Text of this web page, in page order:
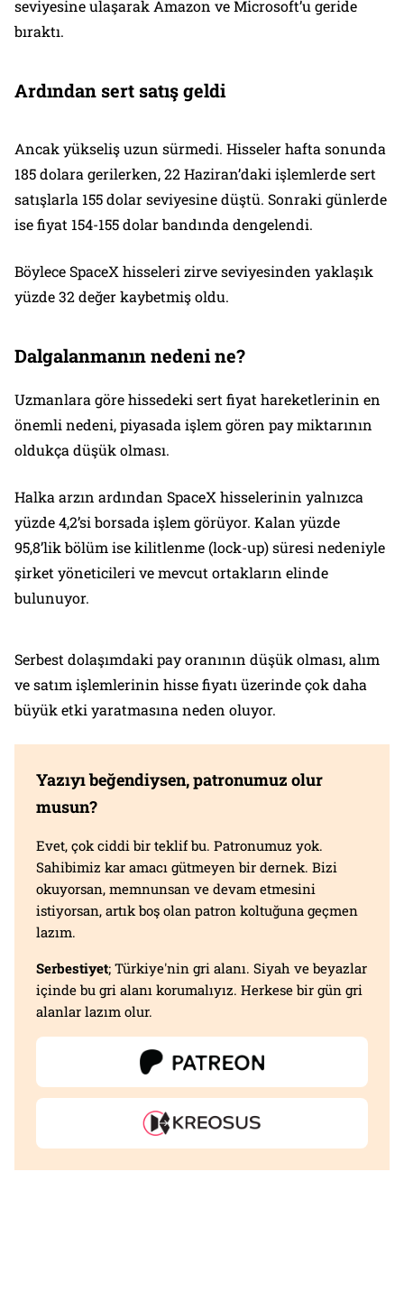
seviyesine ulaşarak Amazon ve Microsoft’u geride
bıraktı.
Ardından sert satış geldi
Ancak yükseliş uzun sürmedi. Hisseler hafta sonunda
185 dolara gerilerken, 22 Haziran’daki işlemlerde sert
satışlarla 155 dolar seviyesine düştü. Sonraki günlerde
ise fiyat 154-155 dolar bandında dengelendi.
Böylece SpaceX hisseleri zirve seviyesinden yaklaşık
yüzde 32 değer kaybetmiş oldu.
Dalgalanmanın nedeni ne?
Uzmanlara göre hissedeki sert fiyat hareketlerinin en
önemli nedeni, piyasada işlem gören pay miktarının
oldukça düşük olması.
Halka arzın ardından SpaceX hisselerinin yalnızca
yüzde 4,2’si borsada işlem görüyor. Kalan yüzde
95,8’lik bölüm ise kilitlenme (lock-up) süresi nedeniyle
şirket yöneticileri ve mevcut ortakların elinde
bulunuyor.
Serbest dolaşımdaki pay oranının düşük olması, alım
ve satım işlemlerinin hisse fiyatı üzerinde çok daha
büyük etki yaratmasına neden oluyor.
Yazıyı beğendiysen, patronumuz olur
musun?
Evet, çok ciddi bir teklif bu. Patronumuz yok.
Sahibimiz kar amacı gütmeyen bir dernek. Bizi
okuyorsan, memnunsan ve devam etmesini
istiyorsan, artık boş olan patron koltuğuna geçmen
lazım.
Serbestiyet; Türkiye'nin gri alanı. Siyah ve beyazlar
içinde bu gri alanı korumalıyız. Herkese bir gün gri
alanlar lazım olur.